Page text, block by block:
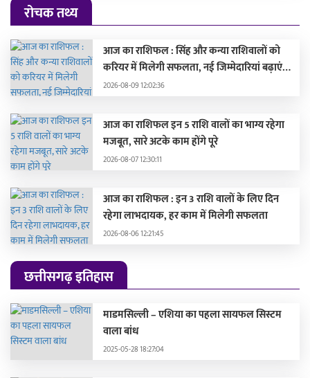
रोचक तथ्य
आज का राशिफल : सिंह और कन्या राशिवालों को
करियर में मिलेगी सफलता, नई जिम्मेदारियां बढ़ाएंगी
मान-सम्मान
2026-08-09 12:02:36
आज का राशिफल इन 5 राशि वालों का भाग्य रहेगा
मजबूत, सारे अटके काम होंगे पूरे
2026-08-07 12:30:11
आज का राशिफल : इन 3 राशि वालों के लिए दिन
रहेगा लाभदायक, हर काम में मिलेगी सफलता
2026-08-06 12:21:45
छत्तीसगढ़ इतिहास
माडमसिल्ली – एशिया का पहला सायफल सिस्टम
वाला बांध
2025-05-28 18:27:04